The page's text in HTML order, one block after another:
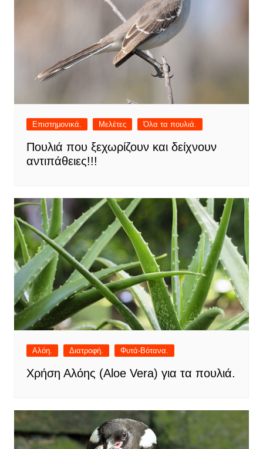
Επιστημονικά. Μελέτες Όλα τα πουλιά.
Πουλιά που ξεχωρίζουν και δείχνουν
αντιπάθειες!!!
Αλόη. Διατροφή. Φυτά-Βότανα.
Χρήση Αλόης (Aloe Vera) για τα πουλιά.